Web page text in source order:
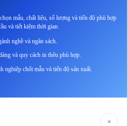
mẫu, chất liệu, số lượng và tiến độ phù hợp
và tiết kiệm thời gian.
nghề và ngân sách.
và quy cách in thêu phù hợp.
nghiệp chốt mẫu và tiến độ sản xuất.
×